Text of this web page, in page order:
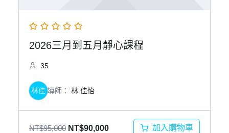
2026三月到五月靜心課程
35
林佳 導師： 林 佳怡
NT$95,000 原
NT$90,000目
加入購物車